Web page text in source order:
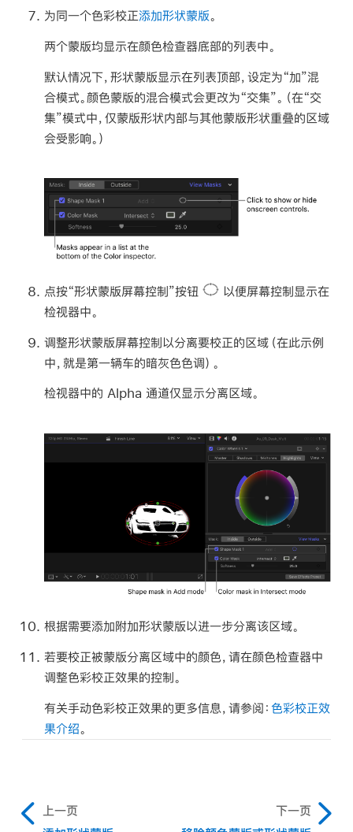
为同一个色彩校正添加形状蒙版。
两个蒙版均显示在颜色检查器底部的列表中。
默认情况下，形状蒙版显示在列表顶部，设定为“加”混
合模式。颜色蒙版的混合模式会更改为“交集”。（在“交
集”模式中，仅蒙版形状内部与其他蒙版形状重叠的区域
会受影响。）
点按“形状蒙版屏幕控制”按钮
以便屏幕控制显示在
检视器中。
调整形状蒙版屏幕控制以分离要校正的区域（在此示例
中，就是第一辆车的暗灰色色调）。
检视器中的 Alpha 通道仅显示分离区域。
根据需要添加附加形状蒙版以进一步分离该区域。
若要校正被蒙版分离区域中的颜色，请在颜色检查器中
调整色彩校正效果的控制。
有关手动色彩校正效果的更多信息，请参阅：色彩校正效
果介绍。
上一页
下一页